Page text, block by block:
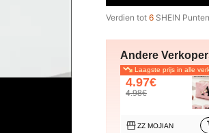
Verdien tot 6 SHEIN
Andere
Laagste prijs in alle
4.97€
4.98€
ZZ MOJIAN